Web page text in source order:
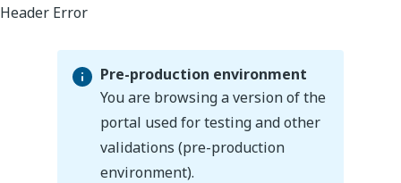
Pre-production environment
Pre-production environment
You are browsing a version of the
portal used for testing and other
validations (pre-production
environment).